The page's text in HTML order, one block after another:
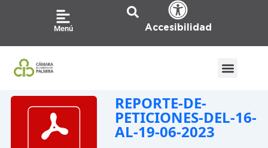
Menú Accesibilidad
REPORTE-DE-
PETICIONES-DEL-16-
AL-19-06-2023